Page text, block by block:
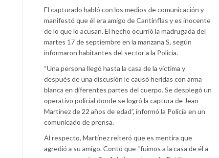
El capturado habló con los medios de comunicación y
manifestó que él era amigo de Cantinflas y es inocente
de lo que lo acusan. El hecho ocurrió la madrugada del
martes 17 de septiembre en la manzana S, según
informaron habitantes del sector a la Policía.
“Una persona llegó hasta la casa de la víctima y
después de una discusión le causó heridas con arma
blanca en diferentes partes del cuerpo. Se desplegó un
operativo policial donde se logró la captura de Jean
Martínez de 22 años de edad”, informó la Policía en un
comunicado de prensa.
Al respecto, Martínez reiteró que es mentira que
agredió a su amigo. Contó que “fuimos a la casa de él a